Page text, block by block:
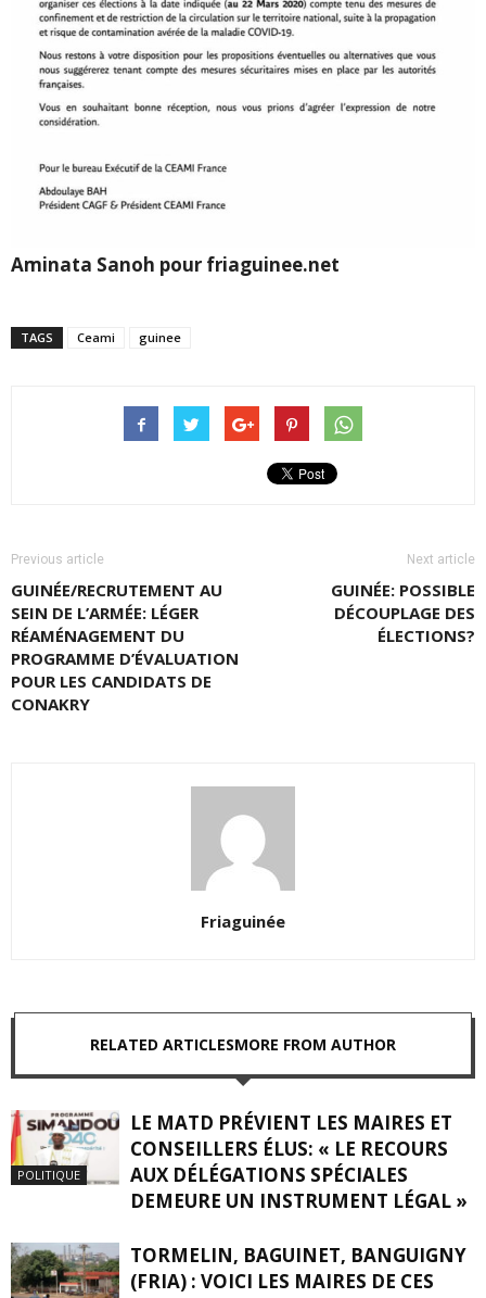
Aminata Sanoh pour friaguinee.net
TAGS Ceami guinee
Previous article
GUINÉE/RECRUTEMENT AU
SEIN DE L’ARMÉE: LÉGER
RÉAMÉNAGEMENT DU
PROGRAMME D’ÉVALUATION
POUR LES CANDIDATS DE
CONAKRY
Next article
GUINÉE: POSSIBLE
DÉCOUPLAGE DES
ÉLECTIONS?
Friaguinée
RELATED ARTICLESMORE FROM AUTHOR
POLITIQUE
LE MATD PRÉVIENT LES MAIRES ET
CONSEILLERS ÉLUS: « LE RECOURS
AUX DÉLÉGATIONS SPÉCIALES
DEMEURE UN INSTRUMENT LÉGAL »
TORMELIN, BAGUINET, BANGUIGNY
(FRIA) : VOICI LES MAIRES DE CES